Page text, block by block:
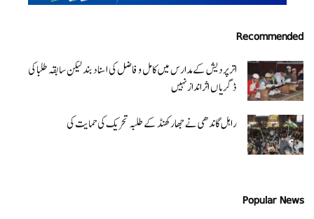
Recommended
اتر پردیش کےمدارس میں کامل و فاضل کی اسناد بند لیکن سابقہ طلبا کی
ڈگریا ں اثرانداز نہیں
راہل گاندھی نے جھارکھنڈ کے طلبہ تحریک کی حمایت کی
Popular News